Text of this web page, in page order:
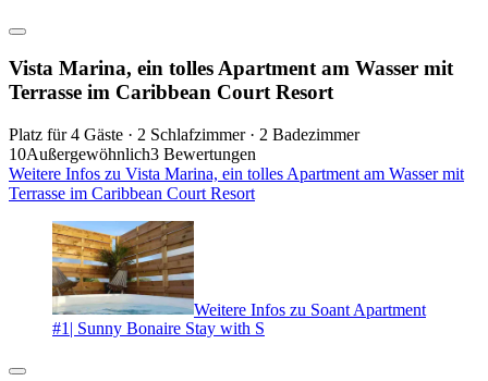
Vista Marina, ein tolles Apartment am Wasser mit
Terrasse im Caribbean Court Resort
Platz für 4 Gäste · 2 Schlafzimmer · 2 Badezimmer
10Außergewöhnlich3 Bewertungen
Weitere Infos zu Vista Marina, ein tolles Apartment am Wasser mit
Terrasse im Caribbean Court Resort
Weitere Infos zu Soant Apartment
#1| Sunny Bonaire Stay with S